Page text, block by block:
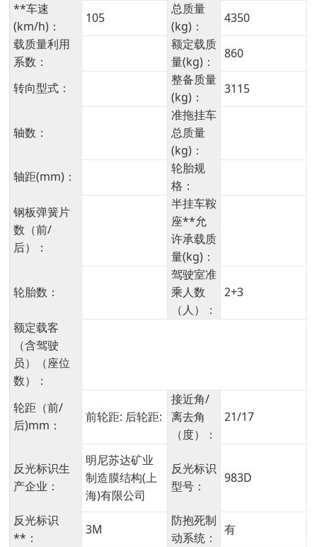
**车速
(km/h)：
105
总质量
(kg)：
4350
载质量利用
系数：
额定载质
量(kg)：
860
转向型式：
整备质量
(kg)：
3115
轴数：
准拖挂车
总质量
(kg)：
轴距(mm)：
轮胎规
格：
钢板弹簧片
数（前/
后）：
半挂车鞍
座**允
许承载质
量(kg)：
轮胎数：
驾驶室准
乘人数
（人）：
2+3
额定载客
（含驾驶
员）（座位
数）：
轮距（前/
后)mm：
前轮距: 后轮距:
接近角/
离去角
（度）：
21/17
反光标识生
产企业：
明尼苏达矿业
制造膜结构(上
海)有限公司
反光标识
型号：
983D
反光标识
**：
3M
防抱死制
动系统：
有